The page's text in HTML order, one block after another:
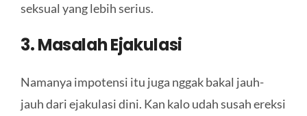
seksual yang lebih serius.
3. Masalah Ejakulasi
Namanya impotensi itu juga nggak bakal jauh-
jauh dari ejakulasi dini. Kan kalo udah susah ereksi